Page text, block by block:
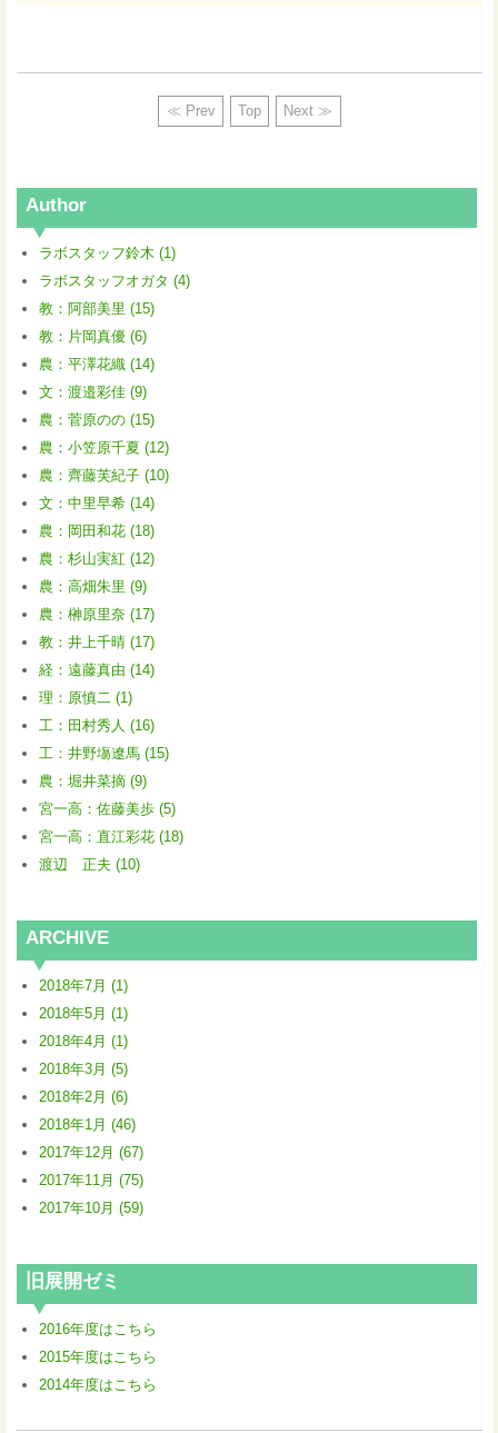
≪ Prev Top Next ≫
Author
ラボスタッフ鈴木 (1)
ラボスタッフオガタ (4)
教：阿部美里 (15)
教：片岡真優 (6)
農：平澤花織 (14)
文：渡邉彩佳 (9)
農：菅原のの (15)
農：小笠原千夏 (12)
農：齊藤芙紀子 (10)
文：中里早希 (14)
農：岡田和花 (18)
農：杉山実紅 (12)
農：高畑朱里 (9)
農：榊原里奈 (17)
教：井上千晴 (17)
経：遠藤真由 (14)
理：原慎二 (1)
工：田村秀人 (16)
工：井野塲遼馬 (15)
農：堀井菜摘 (9)
宮一高：佐藤美歩 (5)
宮一高：直江彩花 (18)
渡辺 正夫 (10)
ARCHIVE
2018年7月 (1)
2018年5月 (1)
2018年4月 (1)
2018年3月 (5)
2018年2月 (6)
2018年1月 (46)
2017年12月 (67)
2017年11月 (75)
2017年10月 (59)
旧展開ゼミ
2016年度はこちら
2015年度はこちら
2014年度はこちら